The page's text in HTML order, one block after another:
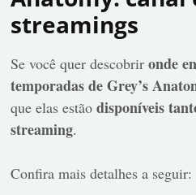
streamings
Se você quer descobrironde
temporadas de Grey’s
que elas estãodisponíveis
streaming.
Confira mais detalhes a seguir: